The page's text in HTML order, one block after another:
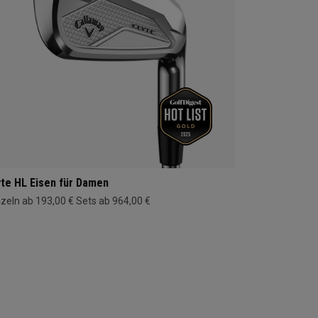
HL Eisen für Damen
ab 193,00 € Sets ab 964,00 €